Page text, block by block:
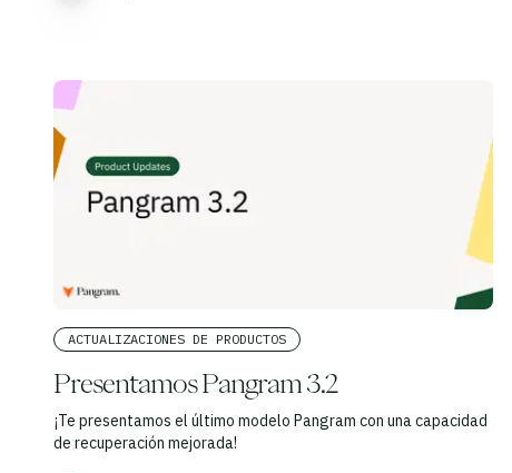
ACTUALIZACIONES DE PRODUCTOS
Presentamos Pangram 3.2
¡Te presentamos el último modelo Pangram con una capacidad
de recuperación mejorada!